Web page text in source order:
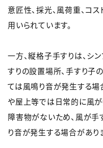
意匠性、採光、風荷重、コ
用いられています。
一方、縦格子手すりは、シ
すりの設置場所、手すり子
ては風鳴り音が発生する場
や屋上等では日常的に風
障害物がないため、風が手
り音が発生する場合があり